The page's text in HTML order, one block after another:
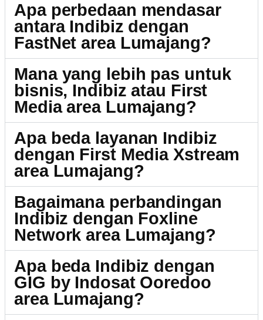
Apa perbedaan mendasar
antara Indibiz dengan
FastNet area Lumajang?
Mana yang lebih pas untuk
bisnis, Indibiz atau First
Media area Lumajang?
Apa beda layanan Indibiz
dengan First Media Xstream
area Lumajang?
Bagaimana perbandingan
Indibiz dengan Foxline
Network area Lumajang?
Apa beda Indibiz dengan
GIG by Indosat Ooredoo
area Lumajang?